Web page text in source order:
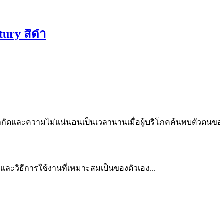
สีดำ
และความไม่แน่นอนเป็นเวลานานเมื่อผู้บริโภคค้นพบตัวตนข
ะวิธีการใช้งานที่เหมาะสมเป็นของตัวเอง...